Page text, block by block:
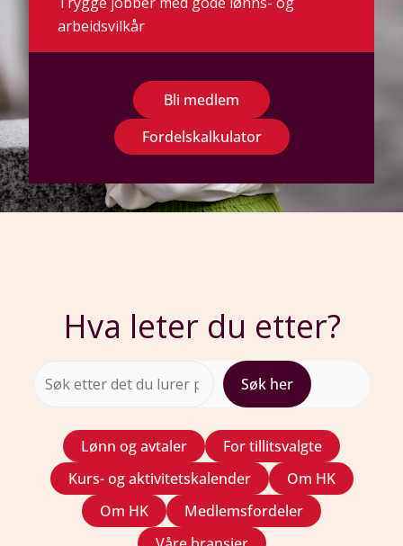
arbeidsvilkår
Bli medlem
Fordelskalkulator
Hva leter du etter?
Søk her
Lønn og avtaler
For tillitsvalgte
Kurs- og aktivitetskalender
Om HK
Om HK
Medlemsfordeler